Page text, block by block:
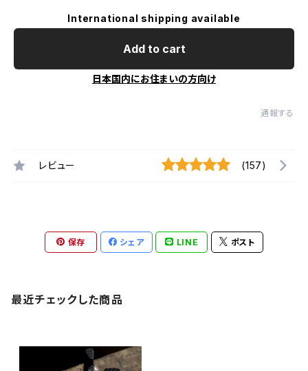
International shipping available
Add to cart
日本国内にお住まいの方向け
通報する
レビュー (157)
保存 シェア LINE ポスト
最近チェックした商品